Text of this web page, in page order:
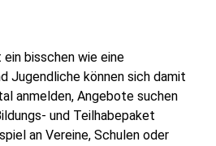
bisschen wie eine
Jugendliche können sich damit
anmelden, Angebote suchen
und Teilhabepaket
an Vereine, Schulen oder